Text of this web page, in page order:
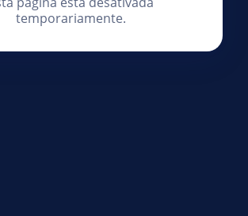
temporariamente.